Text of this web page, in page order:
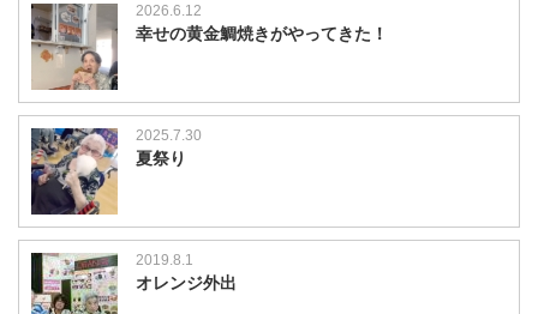
2026.6.12
幸せの黄金鯛焼きがやってきた！
2025.7.30
夏祭り
2019.8.1
オレンジ外出